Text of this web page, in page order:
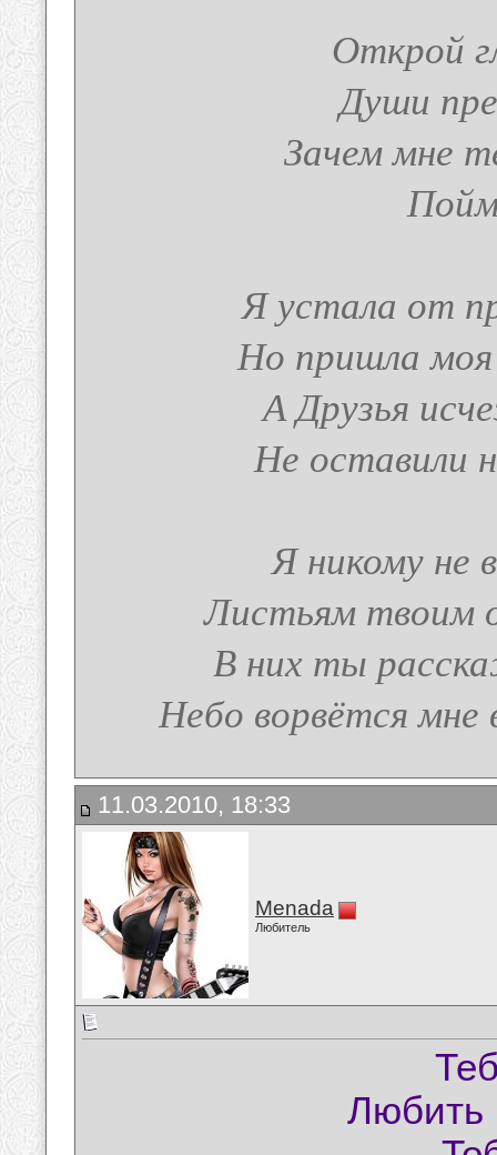
Открой
Души
Зачем мне
Я устала от
Но пришла
А Друзья
Не оставили
Я никому не
Листьям твоим
В них ты
Небо ворвётся
11.03.2010, 18:33
Menada
Любитель
Любить